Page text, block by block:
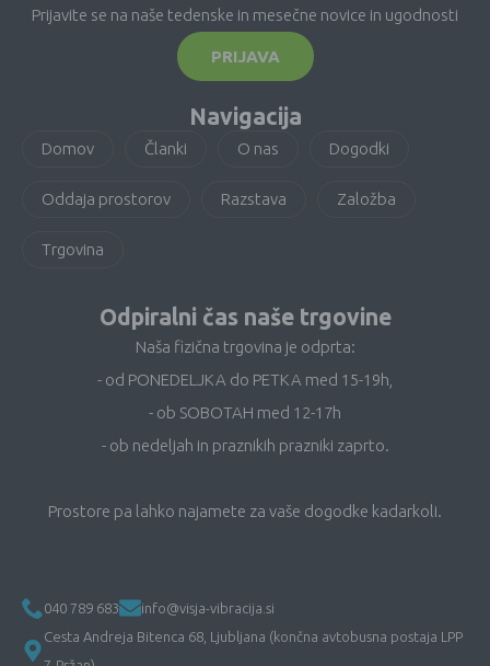
Prijavite se na naše tedenske in mesečne novice in ugodnosti
PRIJAVA
Navigacija
Domov Članki O nas Dogodki
Oddaja prostorov Razstava Založba
Trgovina
Odpiralni čas naše trgovine
Naša fizična trgovina je odprta:
- od PONEDELJKA do PETKA med 15-19h,
- ob SOBOTAH med 12-17h
- ob nedeljah in praznikih prazniki zaprto.
Prostore pa lahko najamete za vaše dogodke kadarkoli.
040 789 683
info@visja-vibracija.si
Cesta Andreja Bitenca 68, Ljubljana (končna avtobusna postaja LPP